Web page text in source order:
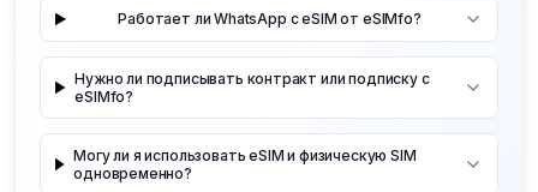
Работает ли WhatsApp с eSIM от eSIMfo?
Нужно ли подписывать контракт или подписку с
eSIMfo?
Могу ли я использовать eSIM и физическую SIM
одновременно?